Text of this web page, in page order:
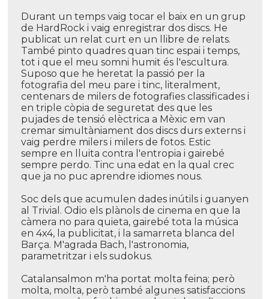
Durant un temps vaig tocar el baix en un grup
de HardRock i vaig enregistrar dos discs. He
publicat un relat curt en un llibre de relats.
També pinto quadres quan tinc espai i temps,
tot i que el meu somni humit és l'escultura.
Suposo que he heretat la passió per la
fotografia del meu pare i tinc, literalment,
centenars de milers de fotografies classificades i
en triple còpia de seguretat des que les
pujades de tensió elèctrica a Mèxic em van
cremar simultàniament dos discs durs externs i
vaig perdre milers i milers de fotos. Estic
sempre en lluita contra l'entropia i gairebé
sempre perdo. Tinc una edat en la qual crec
que ja no puc aprendre idiomes nous.
Soc dels que acumulen dades inútils i guanyen
al Trivial. Odio els plànols de cinema en que la
càmera no para quieta, gairebé tota la música
en 4x4, la publicitat, i la samarreta blanca del
Barça. M'agrada Bach, l'astronomia,
parametritzar i els sudokus.
Catalansalmon m'ha portat molta feina; però
molta, molta, però també algunes satisfaccions